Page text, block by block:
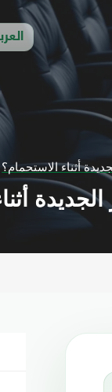
أثناء الاستحمام؟